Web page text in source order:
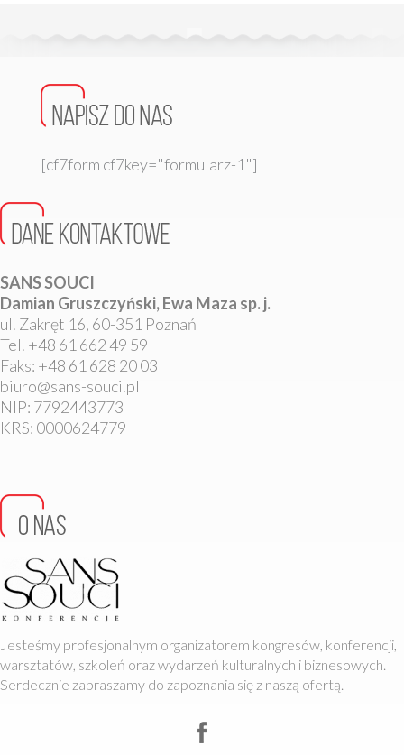
[cf7form cf7key="formularz-1"]
SANS SOUCI
Damian Gruszczyński, Ewa Maza sp. j.
ul. Zakręt 16, 60-351 Poznań
Tel. +48 61 662 49 59
Faks: +48 61 628 20 03
biuro@sans-souci.pl
NIP: 7792443773
KRS: 0000624779
Jesteśmy profesjonalnym organizatorem kongresów, konferencji,
warsztatów, szkoleń oraz wydarzeń kulturalnych i biznesowych.
Serdecznie zapraszamy do zapoznania się z naszą ofertą.